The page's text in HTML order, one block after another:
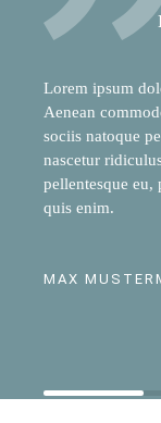
Lorem ipsum
Aenean
sociis natoque
nascetur
pellentesque eu,
quis enim.
MAX